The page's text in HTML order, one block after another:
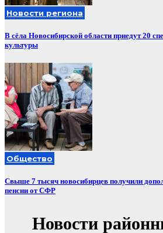
Новости региона
В сёла Новосибирской области приедут 20
культуры
Общество
Свыше 7 тысяч новосибирцев получили
пенсии от СФР